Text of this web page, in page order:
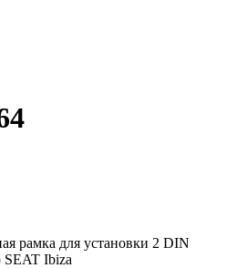
рамка для установки 2 DIN
SEAT Ibiza